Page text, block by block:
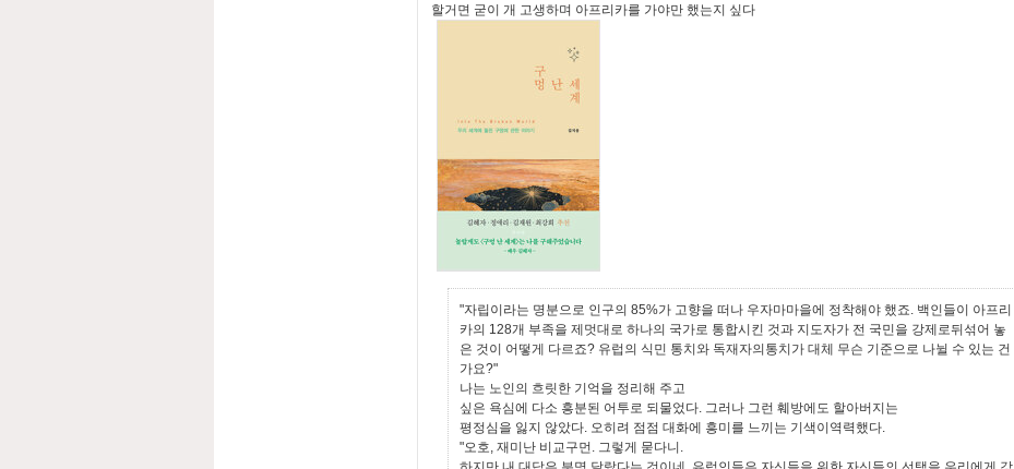
할거면 굳이 개 고생하며 아프리카를 가야만 했는지 싶다
"자립이라는 명분으로 인구의 85%가 고향을 떠나 우자마마을에 정착해야 했죠. 백인들이 아프리
카의 128개 부족을 제멋대로 하나의 국가로 통합시킨 것과 지도자가 전 국민을 강제로뒤섞어 놓
은 것이 어떻게 다르죠? 유럽의 식민 통치와 독재자의통치가 대체 무슨 기준으로 나뉠 수 있는 건
가요?"
나는 노인의 흐릿한 기억을 정리해 주고
싶은 욕심에 다소 흥분된 어투로 되물었다. 그러나 그런 훼방에도 할아버지는
평정심을 잃지 않았다. 오히려 점점 대화에 흥미를 느끼는 기색이역력했다.
"오호, 재미난 비교구먼. 그렇게 묻다니.